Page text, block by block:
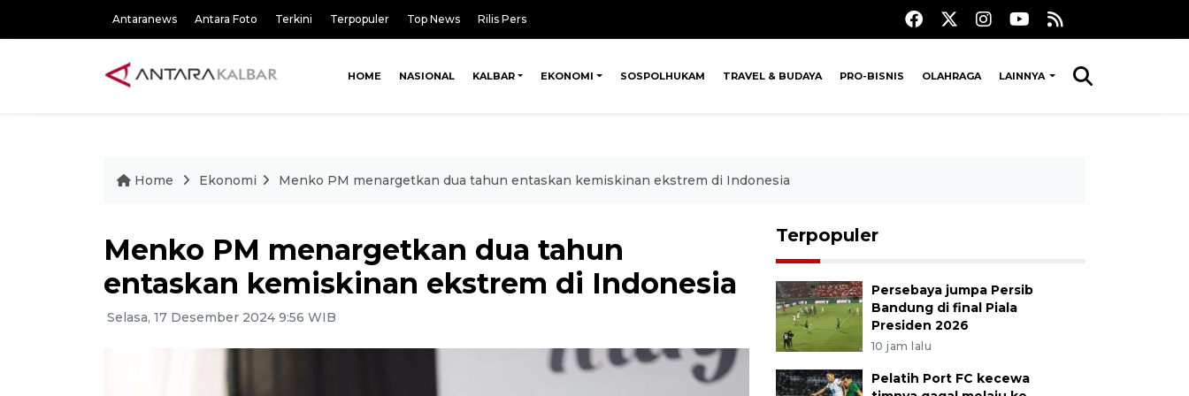
Antaranews Antara Foto Terkini Terpopuler Top News Rilis Pers
HOME NASIONAL KALBAR EKONOMI SOSPOLHUKAM TRAVEL & BUDAYA PRO-BISNIS OLAHRAGA LAINNYA
Home Ekonomi Menko PM menargetkan dua tahun entaskan kemiskinan ekstrem di Indonesia
Menko PM menargetkan dua tahun
entaskan kemiskinan ekstrem di Indonesia
Selasa, 17 Desember 2024 9:56 WIB
Terpopuler
Persebaya jumpa Persib
Bandung di final Piala
Presiden 2026
10 jam lalu
Pelatih Port FC kecewa